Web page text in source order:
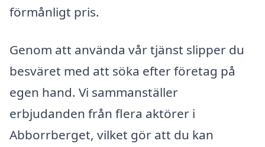
förmånligt pris.
Genom att använda vår tjänst slipper du
besväret med att söka efter företag på
egen hand. Vi sammanställer
erbjudanden från flera aktörer i
Abborrberget, vilket gör att du kan